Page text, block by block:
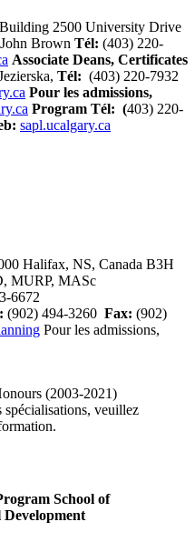
2500 University Drive
John Brown Tél: (403) 220-
Associate Deans, Certificates
Tél: (403) 220-7932
Pour les admissions,
Program Tél: (403) 220-
: sapl.ucalgary.ca
Halifax, NS, Canada B3H
MURP, MASc
6672
(902) 494-3260 Fax: (902)
Pour les admissions,
(2003-2021)
spécialisations, veuillez
School of